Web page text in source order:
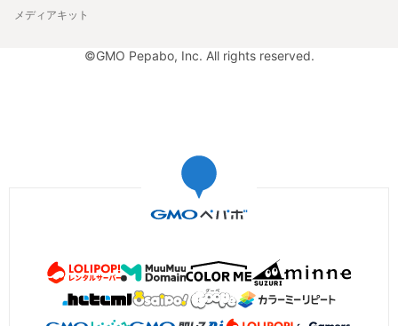
メディアキット
©GMO Pepabo, Inc. All rights reserved.